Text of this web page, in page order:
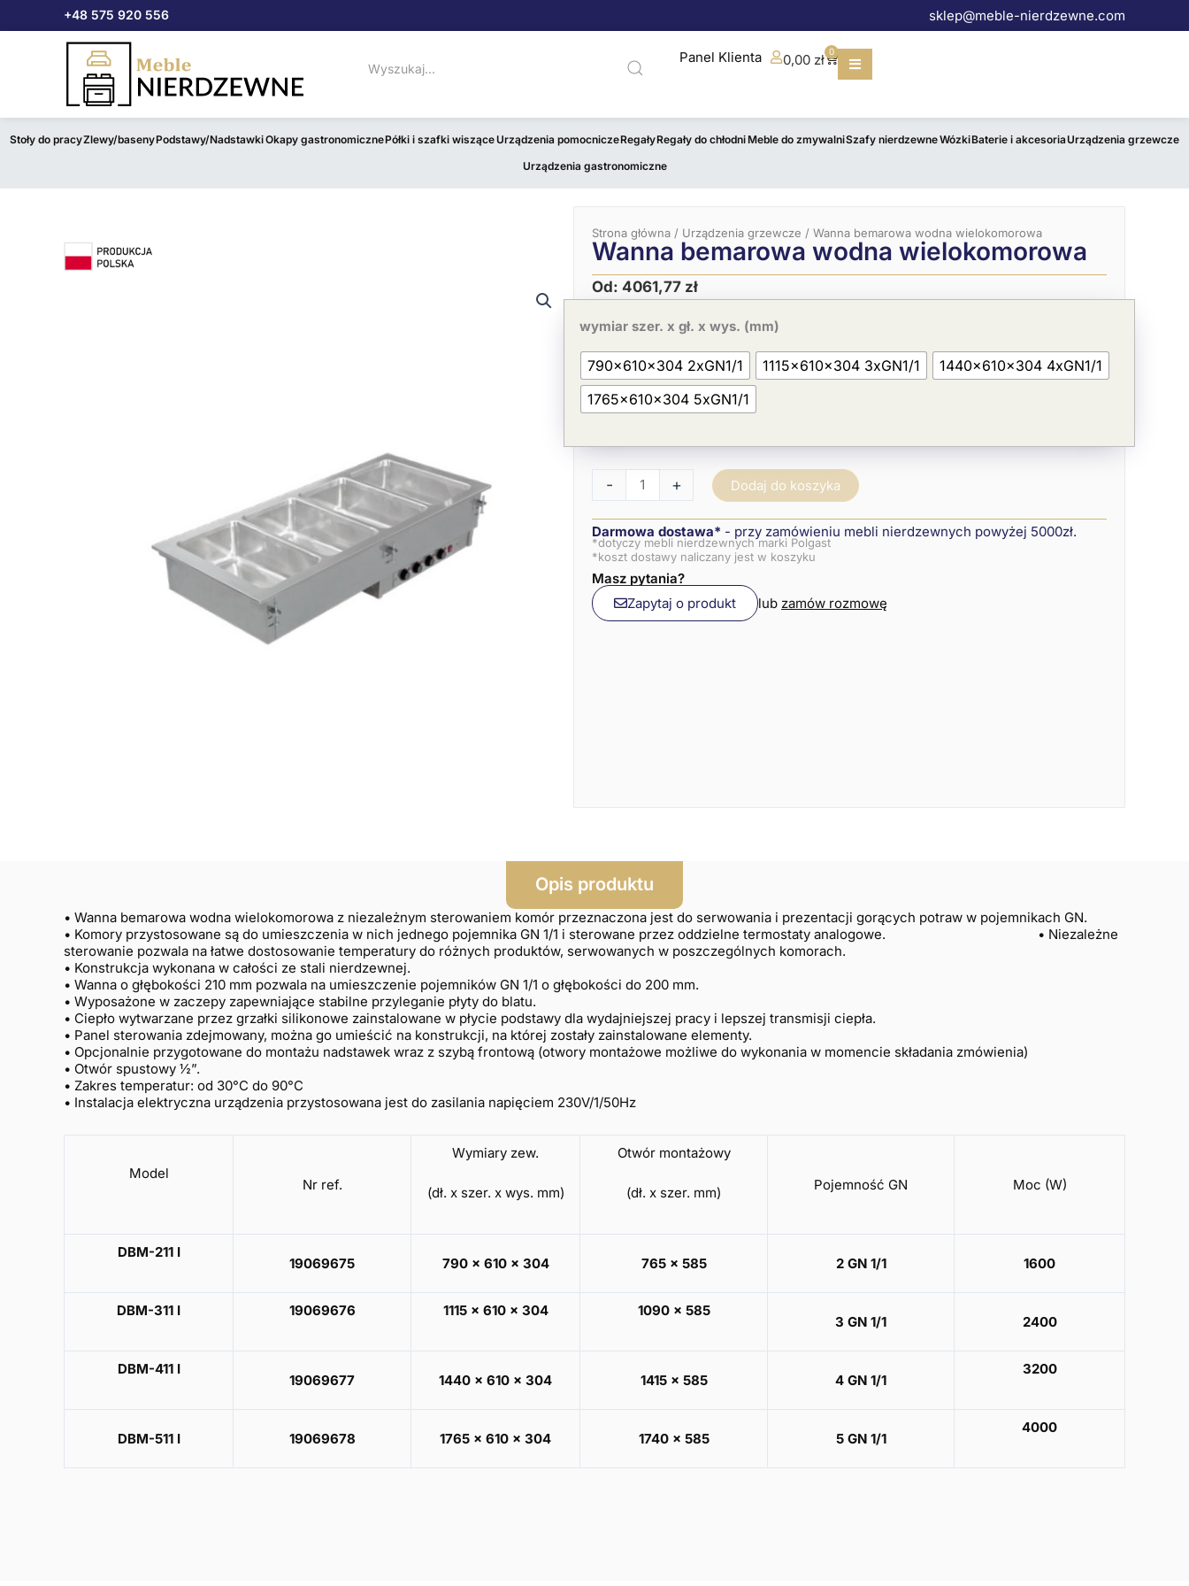
+48 575 920 556 sklep@meble-nierdzewne.com
Panel Klienta 0,00 zł
0
Wózek
Stoły do pracyZlewy/basenyPodstawy/NadstawkiOkapy gastronomicznePółki i szafki wisząceUrządzenia pomocniczeRegałyRegały do chłodniMeble do zmywalniSzafy nierdzewneWózkiBaterie i akcesoriaUrządzenia grzewcze
Urządzenia gastronomiczne
Strona główna / Urządzenia grzewcze / Wanna bemarowa wodna wielokomorowa
Wanna bemarowa wodna wielokomorowa
Od: 4061,77 zł
wymiar szer. x gł. x wys. (mm)
790x610x304 2xGN1/1 1115x610x304 3xGN1/1
1440x610x304 4xGN1/1
1765x610x304 5xGN1/1
-
Wanna
wodna
wielokomorowa
+ Dodaj do koszyka
Darmowa dostawa* - przy zamówieniu mebli nierdzewnych powyżej 5000zł.
*dotyczy mebli nierdzewnych marki Polgast
*koszt dostawy naliczany jest w koszyku
Masz pytania?
Zapytaj o produkt
lub zamów rozmowę
Opis produktu
• Wanna bemarowa wodna wielokomorowa z niezależnym sterowaniem komór przeznaczona jest do serwowania i prezentacji gorących potraw w pojemnikach GN.
• Komory przystosowane są do umieszczenia w nich jednego pojemnika GN 1/1 i sterowane przez oddzielne termostaty analogowe. • Niezależne
sterowanie pozwala na łatwe dostosowanie temperatury do różnych produktów, serwowanych w poszczególnych komorach.
• Konstrukcja wykonana w całości ze stali nierdzewnej.
• Wanna o głębokości 210 mm pozwala na umieszczenie pojemników GN 1/1 o głębokości do 200 mm.
• Wyposażone w zaczepy zapewniające stabilne przyleganie płyty do blatu.
• Ciepło wytwarzane przez grzałki silikonowe zainstalowane w płycie podstawy dla wydajniejszej pracy i lepszej transmisji ciepła.
• Panel sterowania zdejmowany, można go umieścić na konstrukcji, na której zostały zainstalowane elementy.
• Opcjonalnie przygotowane do montażu nadstawek wraz z szybą frontową (otwory montażowe możliwe do wykonania w momencie składania zmówienia)
• Otwór spustowy ½”.
• Zakres temperatur: od 30°C do 90°C
• Instalacja elektryczna urządzenia przystosowana jest do zasilania napięciem 230V/1/50Hz
Model
Nr ref.
Wymiary zew.
(dł. x szer. x wys. mm)
Otwór montażowy
(dł. x szer. mm) Pojemność GN Moc (W)
DBM-211 I
19069675 790 x 610 x 304 765 x 585 2 GN 1/1 1600
DBM-311 I 19069676 1115 x 610 x 304 1090 x 585
3 GN 1/1 2400
DBM-411 I
19069677 1440 x 610 x 304 1415 x 585 4 GN 1/1
3200
DBM-511 I 19069678 1765 x 610 x 304 1740 x 585 5 GN 1/1
4000